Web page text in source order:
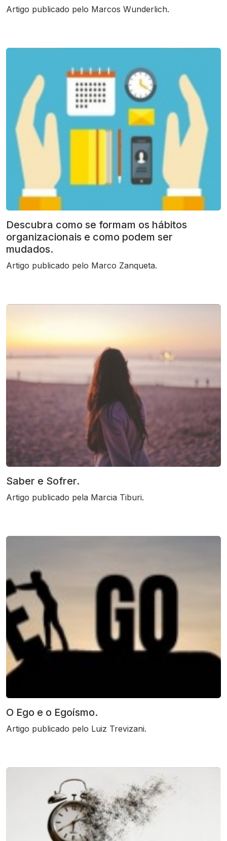
Artigo publicado pelo Marcos Wunderlich.
Descubra como se formam os hábitos
organizacionais e como podem ser
mudados.
Artigo publicado pelo Marco Zanqueta.
Saber e Sofrer.
Artigo publicado pela Marcia Tiburi.
O Ego e o Egoísmo.
Artigo publicado pelo Luiz Trevizani.